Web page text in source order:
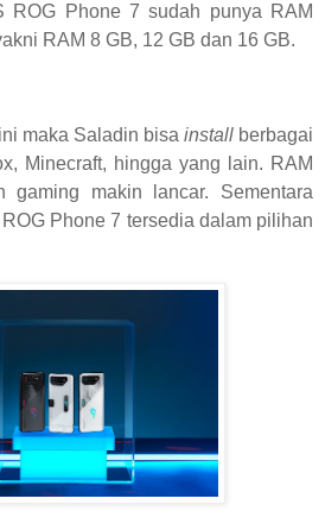
ROG Phone 7 sudah punya RAM
RAM 8 GB, 12 GB dan 16 GB.
maka Saladin bisa install berbagai
Minecraft, hingga yang lain. RAM
makin lancar. Sementara
Phone 7 tersedia dalam pilihan